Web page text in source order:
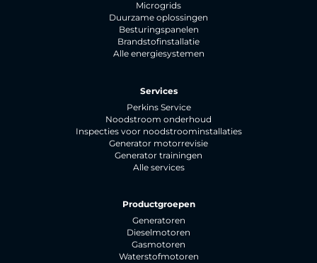
Microgrids
Duurzame oplossingen
Besturingspanelen
Brandstofinstallatie
Alle energiesystemen
Services
Perkins Service
Noodstroom onderhoud
Inspecties voor noodstroominstallaties
Generator motorrevisie
Generator trainingen
Alle services
Productgroepen
Generatoren
Dieselmotoren
Gasmotoren
Waterstofmotoren